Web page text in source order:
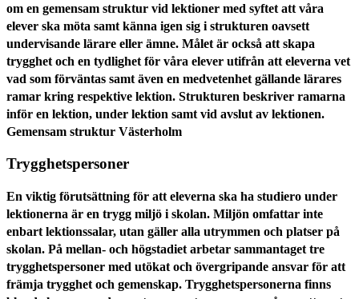
om en gemensam struktur vid lektioner med syftet att våra
elever ska möta samt känna igen sig i strukturen oavsett
undervisande lärare eller ämne. Målet är också att skapa
trygghet och en tydlighet för våra elever utifrån att eleverna vet
vad som förväntas samt även en medvetenhet gällande lärares
ramar kring respektive lektion. Strukturen beskriver ramarna
inför en lektion, under lektion samt vid avslut av lektionen.
Gemensam struktur Västerholm
Trygghetspersoner
En viktig förutsättning för att eleverna ska ha studiero under
lektionerna är en trygg miljö i skolan. Miljön omfattar inte
enbart lektionssalar, utan gäller alla utrymmen och platser på
skolan. På mellan- och högstadiet arbetar sammantaget tre
trygghetspersoner med utökat och övergripande ansvar för att
främja trygghet och gemenskap. Trygghetspersonerna finns